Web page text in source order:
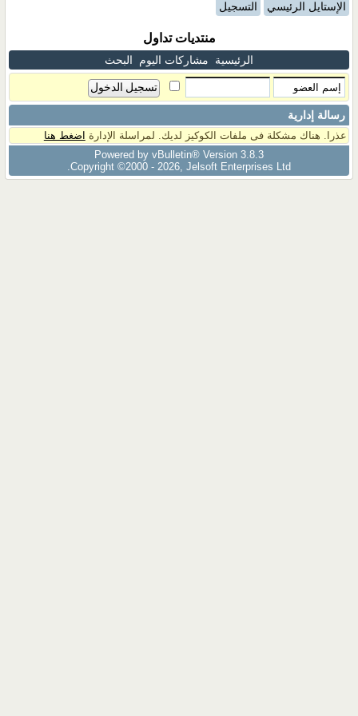
الإستايل الرئيسي التسجيل
منتديات تداول
الرئيسية مشاركات اليوم البحث
رسالة إدارية
عذرا. هناك مشكلة فى ملفات الكوكيز لديك. لمراسلة الإدارة اضغط هنا
Powered by vBulletin® Version 3.8.3
Copyright ©2000 - 2026, Jelsoft Enterprises Ltd.